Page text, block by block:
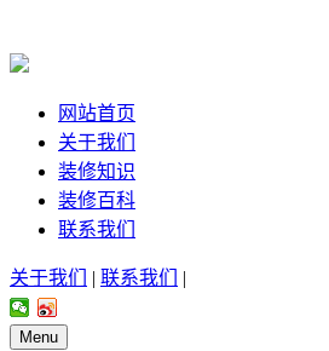
网站首页
关于我们
装修知识
装修百科
联系我们
关于我们 | 联系我们 |
Menu